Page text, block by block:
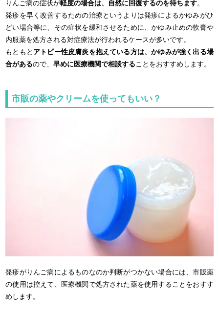
りんご病の症状が軽度の場合は、自然に回復するのを待ちます。
発疹を早く改善するための治療というよりは発疹によるかゆみがひ
どい場合等に、その症状を緩和させるために、かゆみ止めの軟膏や
内服薬を処方される対症療法が行われるケースが多いです。
もともと アトピー性皮膚炎を抱えている方は、かゆみが強く出る場
合があるので、早めに医療機関で相談することをおすすめします。
市販の薬やクリームを使ってもいい？
発疹がりんご病によるものなのか判断がつかない場合には、市販薬
の使用は控えて、医療機関で処方された薬を使用することをおすす
めします。